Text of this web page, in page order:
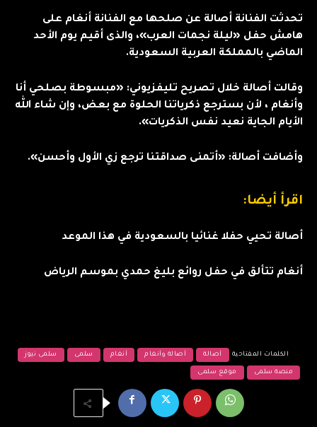
تحدثت الفنانة أصالة عن صلحها مع الفنانة أنغام على
هامش حفل «ليلة نجمات العرب»، والذى أقيم يوم الأحد
الماضي بالمملكة العربية السعودية.
وقالت أصالة خلال تصريح تليفزيوني: «مبسوطة بصلحي أنا
وأنغام ، لأن بسترجع ذكرياتنا الحلوة مع بعض، وإن شاء الله
الأيام الجاية نعيد نفس الذكريات».
وأضافت أصالة: «أتمنى صداقتنا ترجع زي الأول وأحسن».
اقرأ أيضا:
أصالة تحيي حفلا غنائيا بالسعودية في هذا الموعد
أنغام تتألق في حفل روائع بليغ حمدي بموسم الرياض
الكلمات المفتاحية أصالة أصالة وأنغام أنغام سلمى سلمى نيوز
منصة سلمى موقع سلمى